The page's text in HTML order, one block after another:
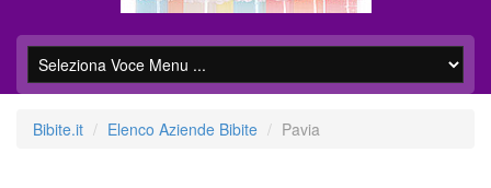
Bibite.it Elenco Aziende Bibite Pavia